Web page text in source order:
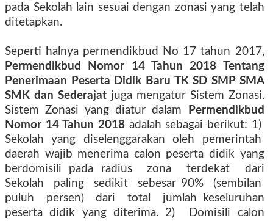
pada Sekolah lain sesuai dengan zonasi yang telah
ditetapkan.
Seperti halnya permendikbud No 17 tahun 2017,
Permendikbud Nomor 14 Tahun 2018 Tentang
Penerimaan Peserta Didik Baru TK SD SMP SMA
SMK dan Sederajat juga mengatur Sistem Zonasi.
Sistem Zonasi yang diatur dalam
Permendikbud
Nomor 14 Tahun 2018 adalah sebagai berikut: 1)
Sekolah
yang diselenggarakan oleh
pemerintah
daerah wajib menerima calon peserta didik yang
berdomisili pada radius
zona terdekat
dari
Sekolah
paling sedikit sebesar 90%
(sembilan
puluh
persen) dari total
jumlah keseluruhan
peserta didik yang diterima. 2)
Domisili calon